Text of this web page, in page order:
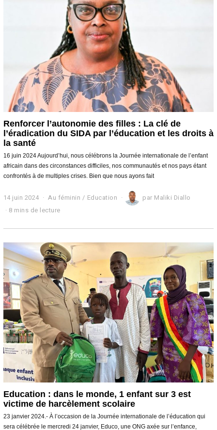
2
4
Renforcer l’autonomie des filles : La clé de
l’éradication du SIDA par l’éducation et les droits à
la santé
16 juin 2024 Aujourd’hui, nous célébrons la Journée internationale de l’enfant
africain dans des circonstances difficiles, nos communautés et nos pays étant
confrontés à de multiples crises. Bien que nous ayons fait
14 juin 2024
4
j
n
2
0
4
Au féminin / Education par Maliki Diallo
8 mins de lecture
Education : dans le monde, 1 enfant sur 3 est
victime de harcèlement scolaire
23 janvier 2024.- À l’occasion de la Journée internationale de l’éducation qui
sera célébrée le mercredi 24 janvier, Educo, une ONG axée sur l’enfance,